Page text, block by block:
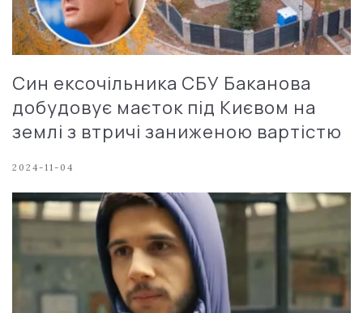
Син ексочільника СБУ Баканова
добудовує маєток під Києвом на
землі з втричі заниженою вартістю
2024-11-04